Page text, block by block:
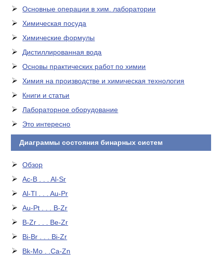
Основные операции в хим. лаборатории
Химическая посуда
Химические формулы
Дистиллированная вода
Основы практических работ по химии
Химия на производстве и химическая технология
Книги и статьи
Лабораторное оборудование
Это интересно
Диаграммы состояния бинарных систем
Обзор
Ac-B . . . Al-Sr
Al-Tl . . . Au-Pr
Au-Pt . . . B-Zr
B-Zr . . . Be-Zr
Bi-Br . . . Bi-Zr
Bk-Mo . .Ca-Zn